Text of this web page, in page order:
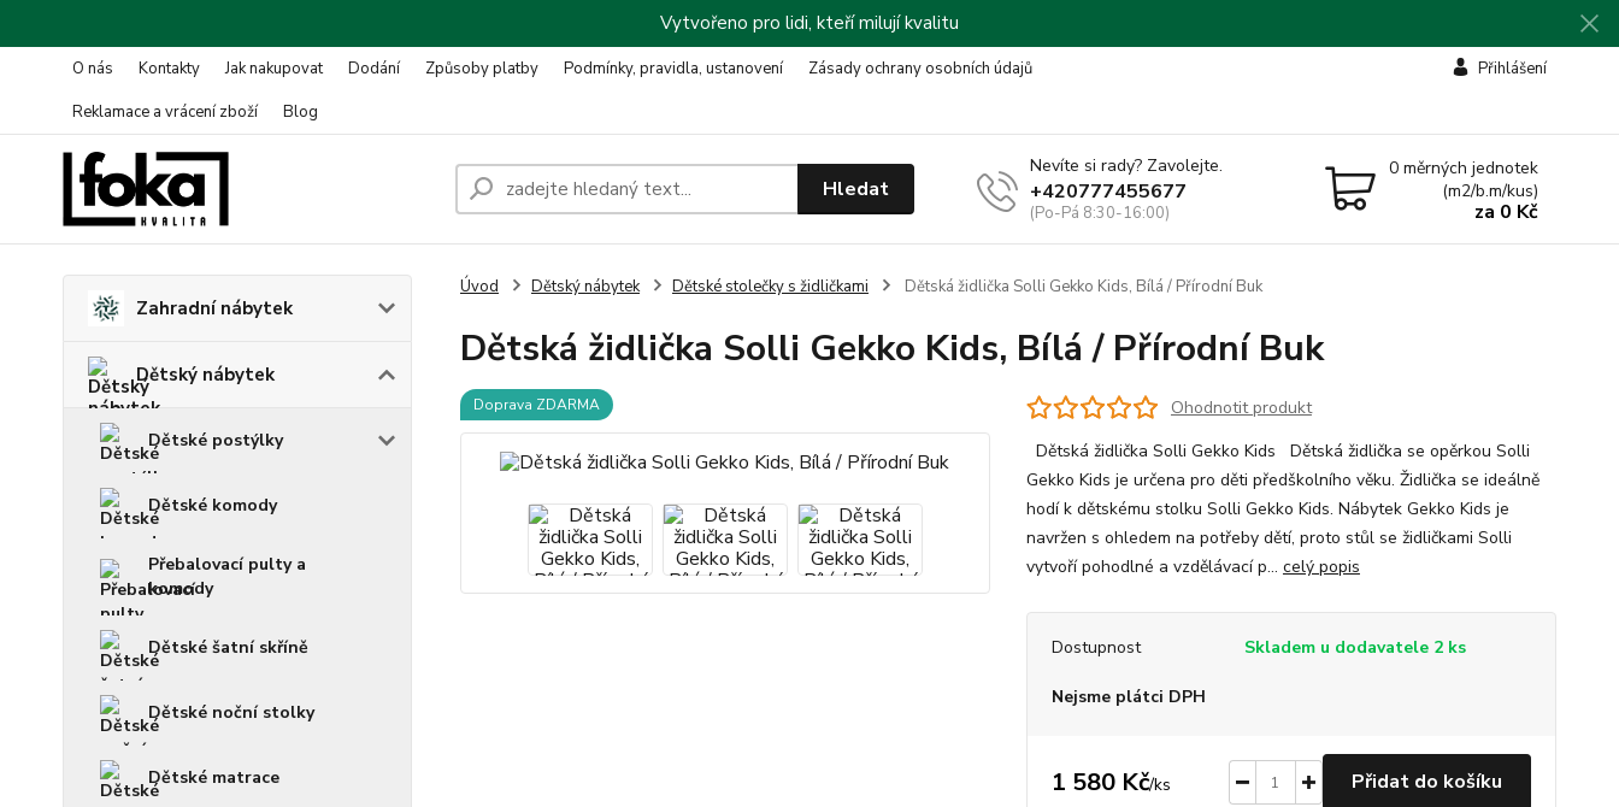
Vytvořeno pro lidi, kteří milují kvalitu
O nás Kontakty Jak nakupovat Dodání Způsoby platby Podmínky, pravidla, ustanovení
Zásady ochrany osobních údajů
Reklamace a vrácení zboží
Blog
Přihlášení
Hledat
Nevíte si rady? Zavolejte.
+420777455677
(Po-Pá 8:30-16:00)
0 měrných jednotek
(m2/b.m/kus)
za 0 Kč
Zahradní nábytek
Dětský nábytek
Dětské postýlky
Dětské komody
Přebalovací pulty a
komody
Dětské šatní skříně
Dětské noční stolky
Dětské matrace
Úvod Dětský nábytek Dětské stolečky s židličkami Dětská židlička Solli Gekko Kids, Bílá / Přírodní Buk
Dětská židlička Solli Gekko Kids, Bílá / Přírodní Buk
Doprava ZDARMA
Ohodnotit produkt
Dětská židlička Solli Gekko Kids Dětská židlička se opěrkou Solli
Gekko Kids je určena pro děti předškolního věku. Židlička se ideálně
hodí k dětskému stolku Solli Gekko Kids. Nábytek Gekko Kids je
navržen s ohledem na potřeby dětí, proto stůl se židličkami Solli
vytvoří pohodlné a vzdělávací p... celý popis
Dostupnost Skladem u dodavatele 2 ks
Nejsme plátci DPH
1 580 Kč/ks Přidat do košíku